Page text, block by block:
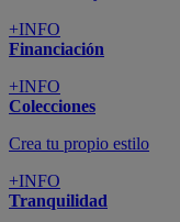
+INFO
Financiación
+INFO
Colecciones
Crea tu propio estilo
+INFO
Tranquilidad